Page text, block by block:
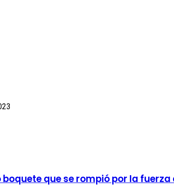
que se rompió por la